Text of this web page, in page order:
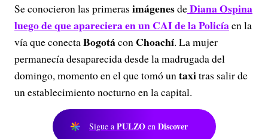
Se conocieron las primeras imágenesdeDiana Ospina
luego de que apareciera en un CAI de la Policíaen la
vía que conectaBogotácon Choachí. La mujer
permanecía desaparecida desde la madrugada del
domingo, momento en el que tomó untaxitras salir de
un establecimiento nocturno en la capital.
Sigue a PULZO en Discover